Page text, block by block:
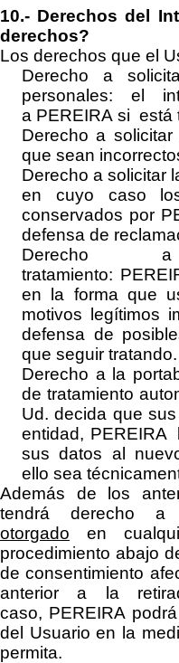
10.- Derechos del
derechos?
Los derechos que el
Derecho a
personales: el
a PEREIRA si está
Derecho a solicitar
que sean
Derecho a solicitar
en cuyo caso
conservados por
defensa de
tratamiento:
en la forma que
motivos legítimos
defensa de
que seguir tratando.
Derecho a la
de tratamiento
Ud. decida que
entidad, PEREIRA
sus datos al
ello sea
Además de los
tendrá derecho a
otorgado en
procedimiento abajo
de consentimiento
anterior a la
caso, PEREIRA
del Usuario en la
permita.